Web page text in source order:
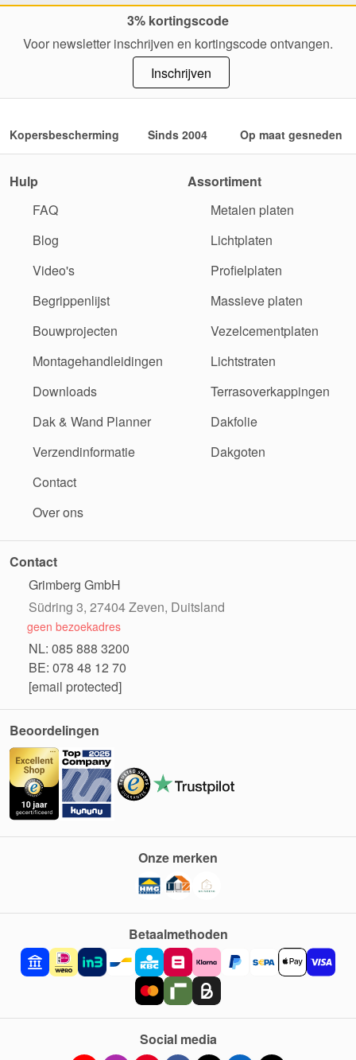
3% kortingscode
Voor newsletter inschrijven en kortingscode ontvangen.
Inschrijven
Kopersbescherming Sinds 2004 Op maat gesneden
Hulp
FAQ
Blog
Video's
Begrippenlijst
Bouwprojecten
Montagehandleidingen
Downloads
Dak & Wand Planner
Verzendinformatie
Contact
Over ons
Assortiment
Metalen platen
Lichtplaten
Profielplaten
Massieve platen
Vezelcementplaten
Lichtstraten
Terrasoverkappingen
Dakfolie
Dakgoten
Contact
Grimberg GmbH
Südring 3, 27404 Zeven, Duitsland
geen bezoekadres
NL: 085 888 3200
BE: 078 48 12 70
[email protected]
Beoordelingen
Betaalmethoden
Onze merken
Social media